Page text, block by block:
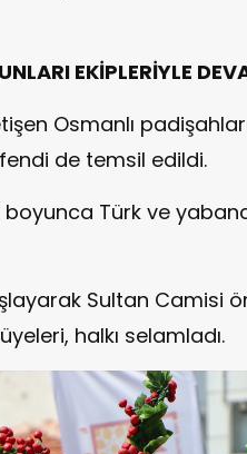
EKİPLERİYLE
Osmanlı
de temsil edildi.
Türk ve
Sultan Camisi
halkı selamladı.